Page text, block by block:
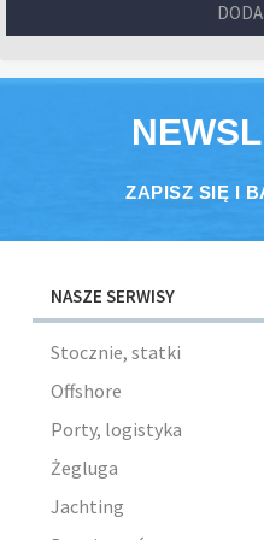
ZAPISZ SIĘ I
NASZE SERWISY
Stocznie, statki
Offshore
Porty, logistyka
Żegluga
Jachting